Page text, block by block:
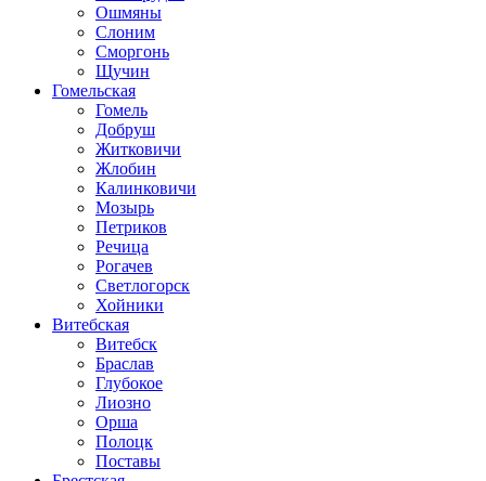
Ошмяны
Слоним
Сморгонь
Щучин
Гомельская
Гомель
Добруш
Житковичи
Жлобин
Калинковичи
Мозырь
Петриков
Речица
Рогачев
Светлогорск
Хойники
Витебская
Витебск
Браслав
Глубокое
Лиозно
Орша
Полоцк
Поставы